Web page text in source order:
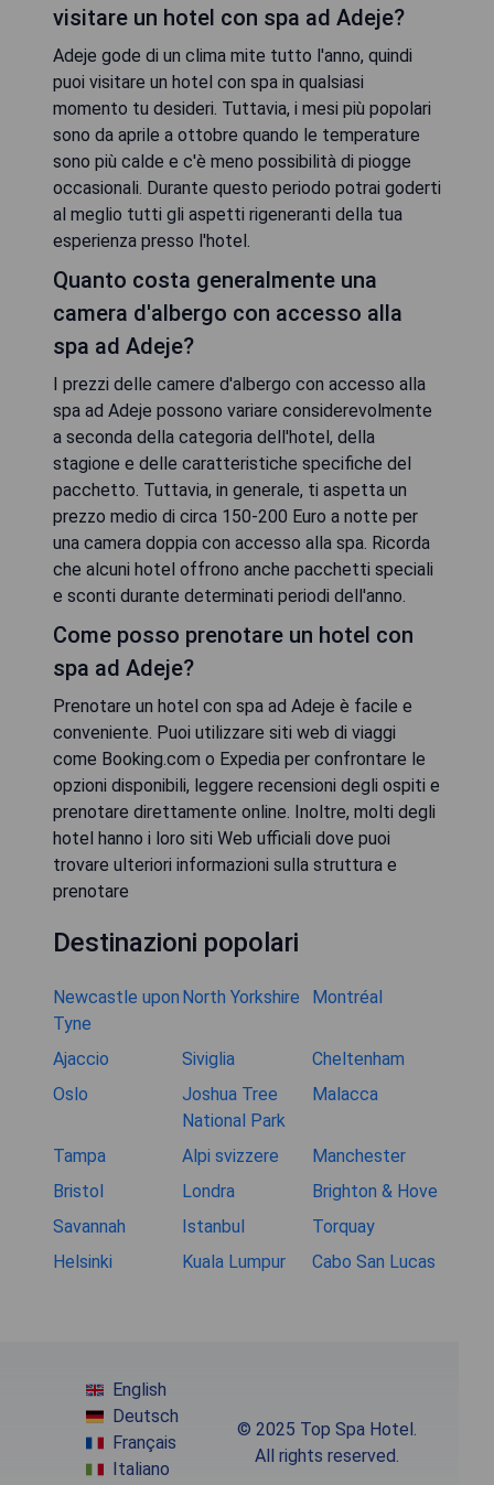
visitare un hotel con spa ad Adeje?
Adeje gode di un clima mite tutto l'anno, quindi
puoi visitare un hotel con spa in qualsiasi
momento tu desideri. Tuttavia, i mesi più popolari
sono da aprile a ottobre quando le temperature
sono più calde e c'è meno possibilità di piogge
occasionali. Durante questo periodo potrai goderti
al meglio tutti gli aspetti rigeneranti della tua
esperienza presso l'hotel.
Quanto costa generalmente una
camera d'albergo con accesso alla
spa ad Adeje?
I prezzi delle camere d'albergo con accesso alla
spa ad Adeje possono variare considerevolmente
a seconda della categoria dell'hotel, della
stagione e delle caratteristiche specifiche del
pacchetto. Tuttavia, in generale, ti aspetta un
prezzo medio di circa 150-200 Euro a notte per
una camera doppia con accesso alla spa. Ricorda
che alcuni hotel offrono anche pacchetti speciali
e sconti durante determinati periodi dell'anno.
Come posso prenotare un hotel con
spa ad Adeje?
Prenotare un hotel con spa ad Adeje è facile e
conveniente. Puoi utilizzare siti web di viaggi
come Booking.com o Expedia per confrontare le
opzioni disponibili, leggere recensioni degli ospiti e
prenotare direttamente online. Inoltre, molti degli
hotel hanno i loro siti Web ufficiali dove puoi
trovare ulteriori informazioni sulla struttura e
prenotare
Destinazioni popolari
Newcastle upon
Tyne
North Yorkshire Montréal
Ajaccio Siviglia
Cheltenham
Oslo
Joshua Tree
National Park
Malacca
Tampa Alpi svizzere
Manchester
Bristol
Londra
Brighton & Hove
Savannah
Istanbul
Torquay
Helsinki
Kuala Lumpur Cabo San Lucas
English
Deutsch
Français
Italiano
© 2025 Top Spa Hotel.
All rights reserved.